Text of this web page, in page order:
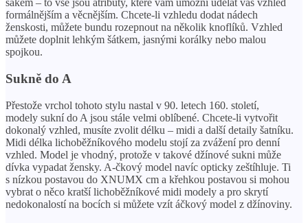
sakem – to vše jsou atributy, které vám umožní udělat váš vzhled
formálnějším a věcnějším. Chcete-li vzhledu dodat nádech
ženskosti, můžete bundu rozepnout na několik knoflíků. Vzhled
můžete doplnit lehkým šátkem, jasnými korálky nebo malou
spojkou.
Sukně do A
Přestože vrchol tohoto stylu nastal v 90. letech 160. století,
modely sukní do A jsou stále velmi oblíbené. Chcete-li vytvořit
dokonalý vzhled, musíte zvolit délku – midi a další detaily šatníku.
Midi délka lichoběžníkového modelu stojí za zvážení pro denní
vzhled. Model je vhodný, protože v takové džínové sukni může
dívka vypadat žensky. A-čkový model navíc opticky zeštíhluje. Ti
s nízkou postavou do XNUMX cm a křehkou postavou si mohou
vybrat o něco kratší lichoběžníkové midi modely a pro skrytí
nedokonalostí na bocích si můžete vzít áčkový model z džínoviny.